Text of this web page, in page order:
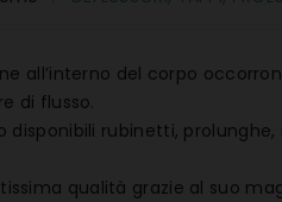
all’interno del corpo
di flusso.
disponibili rubinetti, prolunghe,
qualità grazie al suo